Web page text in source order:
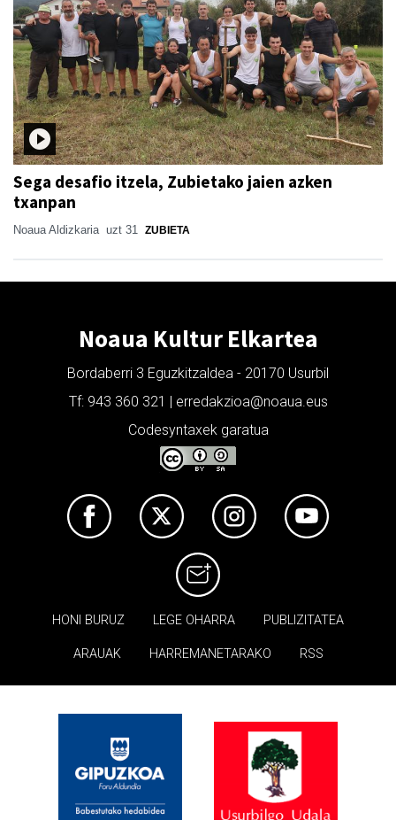
Sega desafio itzela, Zubietako jaien azken
txanpan
Noaua Aldizkaria uzt 31 ZUBIETA
Noaua Kultur Elkartea
Bordaberri 3 Eguzkitzaldea - 20170 Usurbil
Tf: 943 360 321 | erredakzioa@noaua.eus
Codesyntaxek garatua
HONI BURUZ LEGE OHARRA PUBLIZITATEA
ARAUAK HARREMANETARAKO RSS